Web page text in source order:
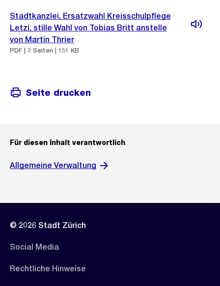
Stadtkanzlei, Ersatzwahl Kreisschulpflege
Letzi, stille Wahl von Tobias Britt anstelle
von Martin Thrier
PDF | 2 Seiten | 151 KB
Seite drucken
Für diesen Inhalt verantwortlich
Allgemeine Verwaltung
© 2026 Stadt Zürich
Social Media
Rechtliche Hinweise